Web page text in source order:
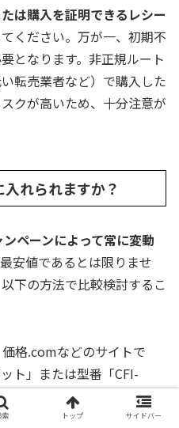
は購入を証明できるレシー
ください。万が一、初期不
となります。非正規ルート
転売業者など）で購入した
クが高いため、十分注意が
れられますか？
ペーンによって常に変動
安値であるとは限りませ
下の方法で比較検討するこ
価格.comなどのサイトで
ト」または型番「CFI-
のオンラインストアの価
す。
索 トップ サイドバー